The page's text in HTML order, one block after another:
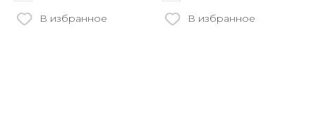
В избранное В избранное